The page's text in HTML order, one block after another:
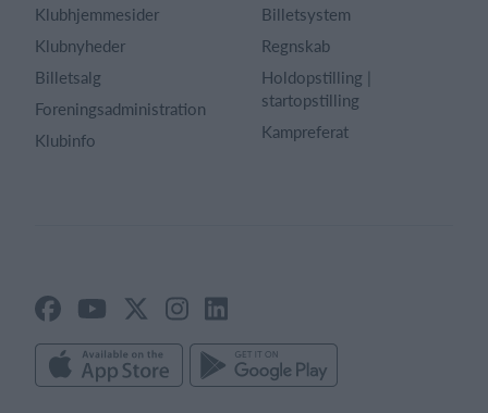
Klubhjemmesider
Klubnyheder
Billetsalg
Foreningsadministration
Klubinfo
Billetsystem
Regnskab
Holdopstilling |
startopstilling
Kampreferat